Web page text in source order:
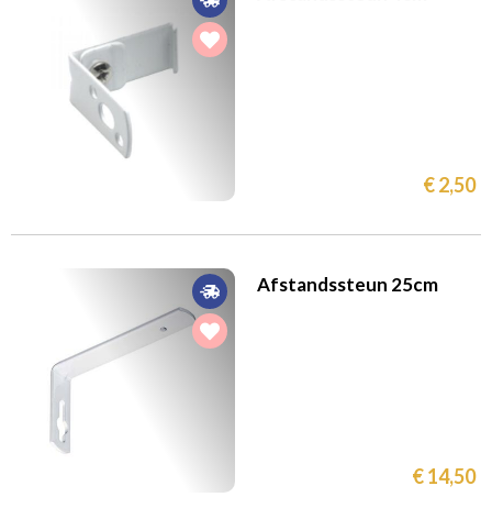
Filteren
€ 2,50
Afstandssteun 25cm
€ 14,50